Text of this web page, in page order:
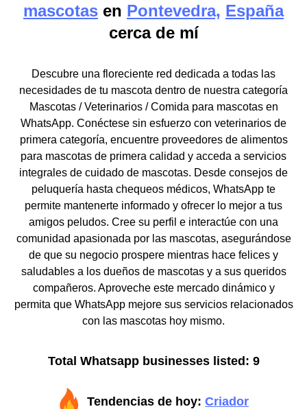
mascotas en Pontevedra, España
cerca de mí
Descubre una floreciente red dedicada a todas las
necesidades de tu mascota dentro de nuestra categoría
Mascotas / Veterinarios / Comida para mascotas en
WhatsApp. Conéctese sin esfuerzo con veterinarios de
primera categoría, encuentre proveedores de alimentos
para mascotas de primera calidad y acceda a servicios
integrales de cuidado de mascotas. Desde consejos de
peluquería hasta chequeos médicos, WhatsApp te
permite mantenerte informado y ofrecer lo mejor a tus
amigos peludos. Cree su perfil e interactúe con una
comunidad apasionada por las mascotas, asegurándose
de que su negocio prospere mientras hace felices y
saludables a los dueños de mascotas y a sus queridos
compañeros. Aproveche este mercado dinámico y
permita que WhatsApp mejore sus servicios relacionados
con las mascotas hoy mismo.
Total Whatsapp businesses listed: 9
Tendencias de hoy: Criador